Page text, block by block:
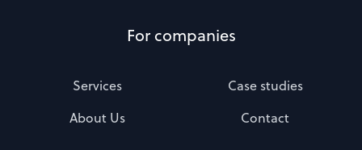
For companies
Services
Case studies
About Us
Contact